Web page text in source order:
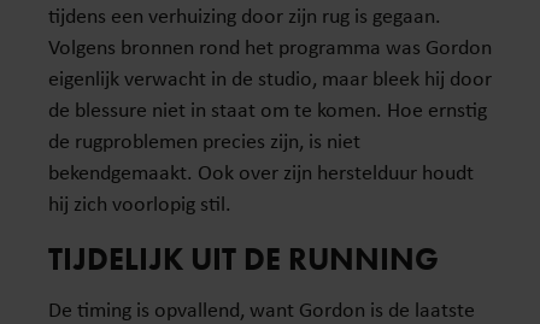
tijdens een verhuizing door zijn rug is gegaan.
Volgens bronnen rond het programma was Gordon
eigenlijk verwacht in de studio, maar bleek hij door
de blessure niet in staat om te komen. Hoe ernstig
de rugproblemen precies zijn, is niet
bekendgemaakt. Ook over zijn herstelduur houdt
hij zich voorlopig stil.
TIJDELIJK UIT DE RUNNING
De timing is opvallend, want Gordon is de laatste